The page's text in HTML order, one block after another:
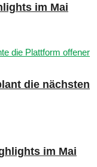
im Mai
die nächsten
im Mai